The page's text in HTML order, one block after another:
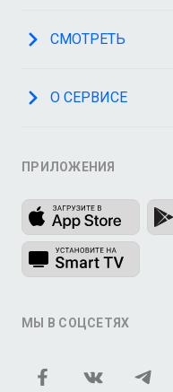
СМОТРЕТЬ
О СЕРВИСЕ
ПРИЛОЖЕНИЯ
МЫ В СОЦСЕТЯХ